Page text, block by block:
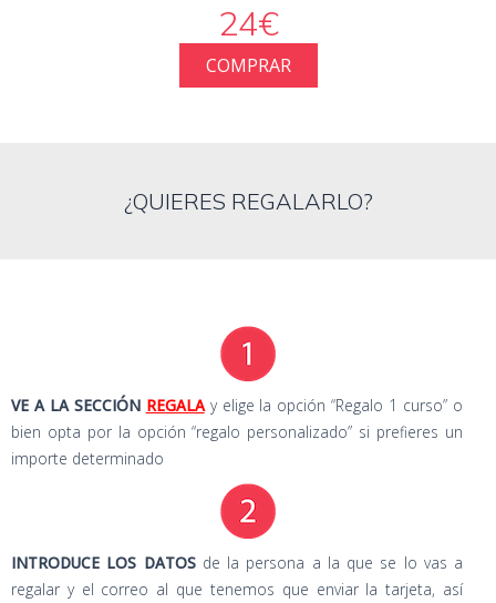
24€
COMPRAR
¿QUIERES REGALARLO?
VE A LA SECCIÓN REGALAy elige la opción “Regalo 1 curso” o
bien opta por la opción “regalo personalizado” si prefieres un
importe determinado
INTRODUCE LOS DATOSde la persona a la que se lo vas a
regalar y el correo al que tenemos que enviar la tarjeta, así